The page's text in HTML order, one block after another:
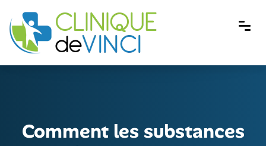
Comment les substances